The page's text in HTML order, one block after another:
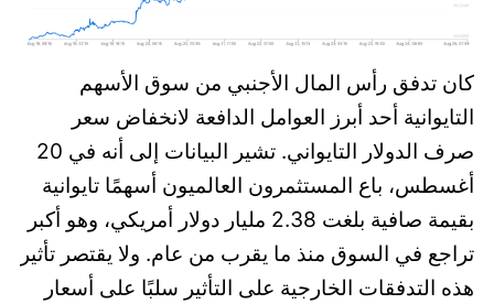
كان تدفق رأس المال الأجنبي من سوق الأسهم
التايوانية أحد أبرز العوامل الدافعة لانخفاض سعر
صرف الدولار التايواني. تشير البيانات إلى أنه في 20
أغسطس، باع المستثمرون العالميون أسهمًا تايوانية
بقيمة صافية بلغت 2.38 مليار دولار أمريكي، وهو أكبر
تراجع في السوق منذ ما يقرب من عام. ولا يقتصر تأثير
هذه التدفقات الخارجية على التأثير سلبًا على أسعار